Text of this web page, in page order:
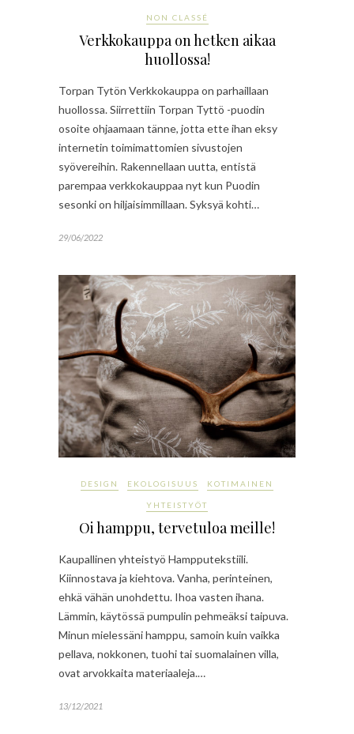
NON CLASSÉ
Verkkokauppa on hetken aikaa
huollossa!
Torpan Tytön Verkkokauppa on parhaillaan
huollossa. Siirrettiin Torpan Tyttö -puodin
osoite ohjaamaan tänne, jotta ette ihan eksy
internetin toimimattomien sivustojen
syövereihin. Rakennellaan uutta, entistä
parempaa verkkokauppaa nyt kun Puodin
sesonki on hiljaisimmillaan. Syksyä kohti…
29/06/2022
DESIGN EKOLOGISUUS KOTIMAINEN
YHTEISTYÖT
Oi hamppu, tervetuloa meille!
Kaupallinen yhteistyö Hampputekstiili.
Kiinnostava ja kiehtova. Vanha, perinteinen,
ehkä vähän unohdettu. Ihoa vasten ihana.
Lämmin, käytössä pumpulin pehmeäksi taipuva.
Minun mielessäni hamppu, samoin kuin vaikka
pellava, nokkonen, tuohi tai suomalainen villa,
ovat arvokkaita materiaaleja.…
13/12/2021